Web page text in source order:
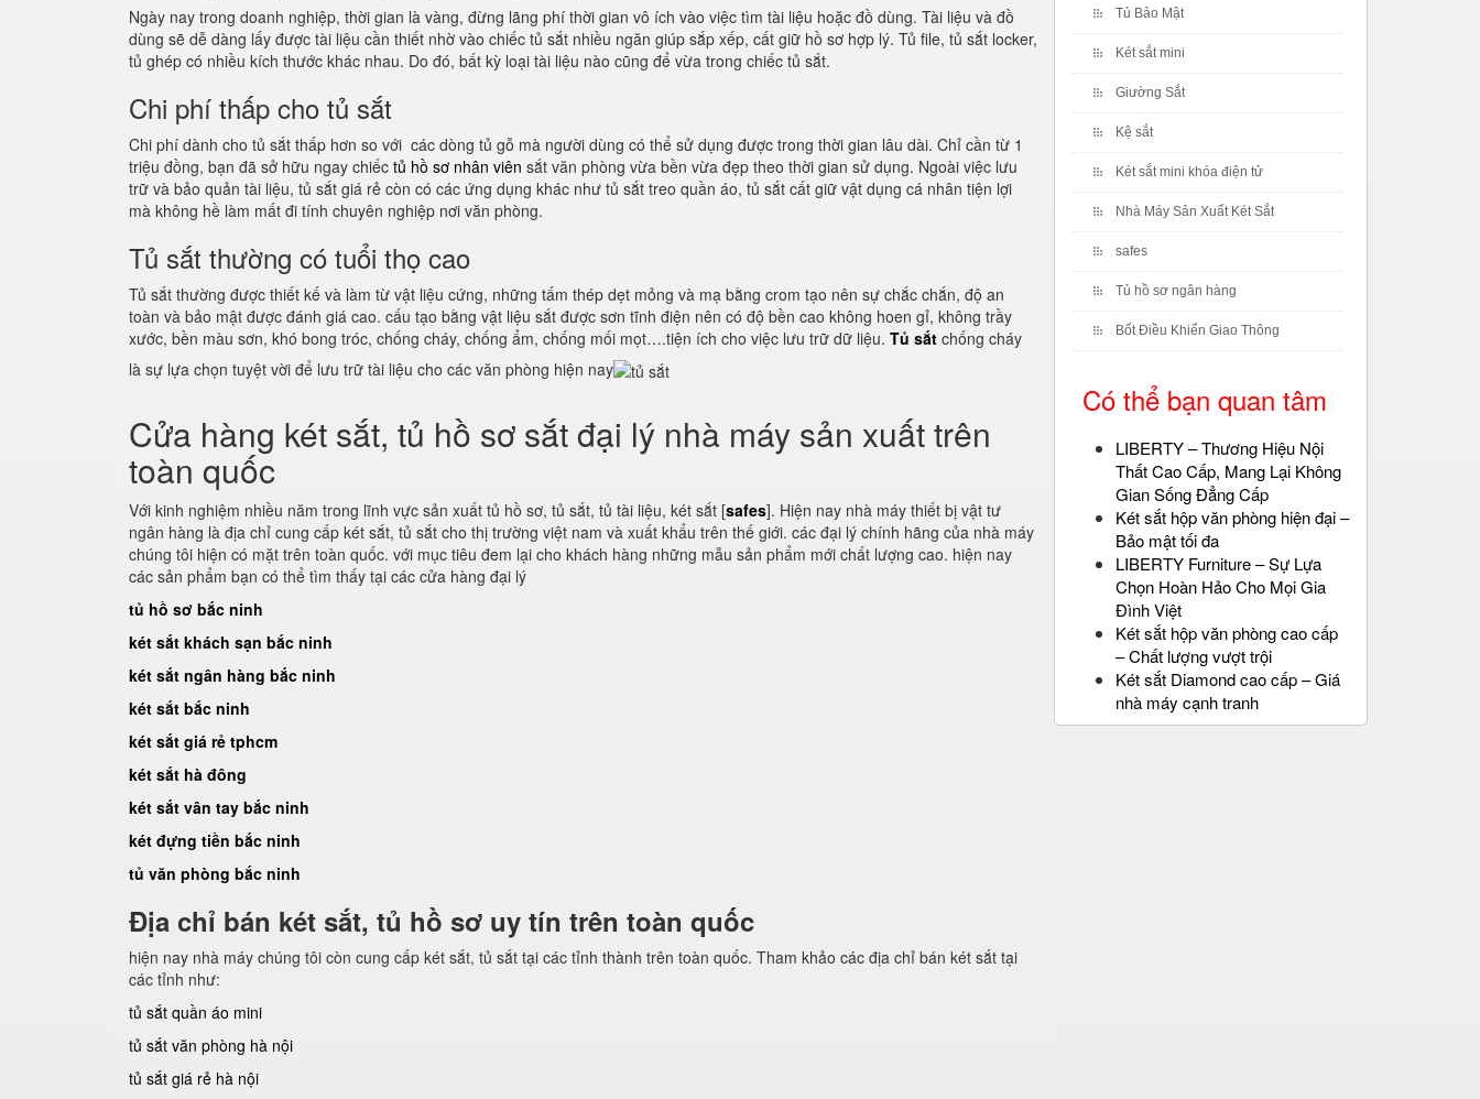
Ngày nay trong doanh nghiệp, thời gian là vàng, đừng lãng phí thời gian vô ích vào việc tìm tài liệu hoặc đồ dùng. Tài liệu và đồ
dùng sẽ dễ dàng lấy được tài liệu cần thiết nhờ vào chiếc tủ sắt nhiều ngăn giúp sắp xếp, cất giữ hồ sơ hợp lý. Tủ file, tủ sắt locker,
tủ ghép có nhiều kích thước khác nhau. Do đó, bất kỳ loại tài liệu nào cũng để vừa trong chiếc tủ sắt.
Chi phí thấp cho tủ sắt
Chi phí dành cho tủ sắt thấp hơn so với các dòng tủ gỗ mà người dùng có thể sử dụng được trong thời gian lâu dài. Chỉ cần từ 1
triệu đồng, bạn đã sở hữu ngay chiếc tủ hồ sơ nhân viên sắt văn phòng vừa bền vừa đẹp theo thời gian sử dụng. Ngoài việc lưu
trữ và bảo quản tài liệu, tủ sắt giá rẻ còn có các ứng dụng khác như tủ sắt treo quần áo, tủ sắt cất giữ vật dụng cá nhân tiện lợi
mà không hề làm mất đi tính chuyên nghiệp nơi văn phòng.
Tủ sắt thường có tuổi thọ cao
Tủ sắt thường được thiết kế và làm từ vật liệu cứng, những tấm thép dẹt mỏng và mạ bằng crom tạo nên sự chắc chắn, độ an
toàn và bảo mật được đánh giá cao. cấu tạo bằng vật liệu sắt được sơn tĩnh điện nên có độ bền cao không hoen gỉ, không trầy
xước, bền màu sơn, khó bong tróc, chống cháy, chống ẩm, chống mối mọt….tiện ích cho việc lưu trữ dữ liệu. Tủ sắt chống cháy
là sự lựa chọn tuyệt vời để lưu trữ tài liệu cho các văn phòng hiện nay
Cửa hàng két sắt, tủ hồ sơ sắt đại lý nhà máy sản xuất trên
toàn quốc
Với kinh nghiệm nhiều năm trong lĩnh vực sản xuất tủ hồ sơ, tủ sắt, tủ tài liệu, két sắt [safes]. Hiện nay nhà máy thiết bị vật tư
ngân hàng là địa chỉ cung cấp két sắt, tủ sắt cho thị trường việt nam và xuất khẩu trên thế giới. các đại lý chính hãng của nhà máy
chúng tôi hiện có mặt trên toàn quốc. với mục tiêu đem lại cho khách hàng những mẫu sản phẩm mới chất lượng cao. hiện nay
các sản phẩm bạn có thể tìm thấy tại các cửa hàng đại lý
tủ hồ sơ bắc ninh
két sắt khách sạn bắc ninh
két sắt ngân hàng bắc ninh
két sắt bắc ninh
két sắt giá rẻ tphcm
két sắt hà đông
két sắt vân tay bắc ninh
két đựng tiền bắc ninh
tủ văn phòng bắc ninh
Địa chỉ bán két sắt, tủ hồ sơ uy tín trên toàn quốc
hiện nay nhà máy chúng tôi còn cung cấp két sắt, tủ sắt tại các tỉnh thành trên toàn quốc. Tham khảo các địa chỉ bán két sắt tại
các tỉnh như:
tủ sắt quần áo mini
tủ sắt văn phòng hà nội
tủ sắt giá rẻ hà nội
Tủ Bảo Mật
Két sắt mini
Giường Sắt
Kệ sắt
Két sắt mini khóa điện tử
Nhà Máy Sản Xuất Két Sắt
safes
Tủ hồ sơ ngân hàng
Bốt Điều Khiển Giao Thông
Có thể bạn quan tâm
LIBERTY – Thương Hiệu Nội
Thất Cao Cấp, Mang Lại Không
Gian Sống Đẳng Cấp
Két sắt hộp văn phòng hiện đại –
Bảo mật tối đa
LIBERTY Furniture – Sự Lựa
Chọn Hoàn Hảo Cho Mọi Gia
Đình Việt
Két sắt hộp văn phòng cao cấp
– Chất lượng vượt trội
Két sắt Diamond cao cấp – Giá
nhà máy cạnh tranh